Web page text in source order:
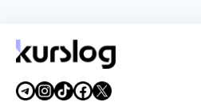
5 серпня 2026 р.4 хв читання